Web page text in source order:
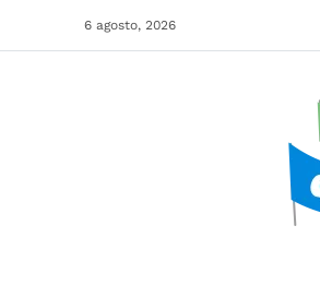
6 agosto, 2026